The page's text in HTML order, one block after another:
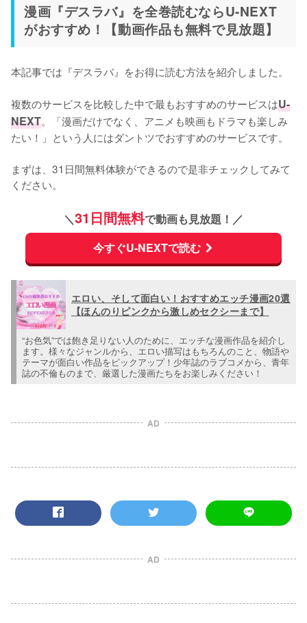
漫画『デスラバ』を全巻読むならU-NEXT
がおすすめ！【動画作品も無料で見放題】
本記事では『デスラバ』をお得に読む方法を紹介しました。
複数のサービスを比較した中で最もおすすめのサービスはU-
NEXT。「漫画だけでなく、アニメも映画もドラマも楽しみ
たい！」という人にはダントツでおすすめのサービスです。
まずは、31日間無料体験ができるので是非チェックしてみて
ください。
＼31日間無料で動画も見放題！／
今すぐU-NEXTで読む
エロい、そして面白い！おすすめエッチ漫画20選
【ほんのりピンクから激しめセクシーまで】
“お色気”では飽き足りない人のために、エッチな漫画作品を紹介し
ます。様々なジャンルから、エロい描写はもちろんのこと、物語や
テーマが面白い作品をピックアップ！少年誌のラブコメから、青年
誌の不倫ものまで、厳選した漫画たちをお楽しみください！
AD
AD